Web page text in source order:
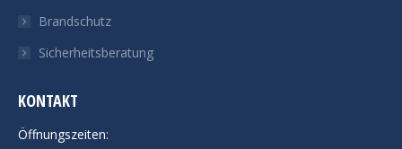
Brandschutz
Sicherheitsberatung
KONTAKT
Öffnungszeiten: